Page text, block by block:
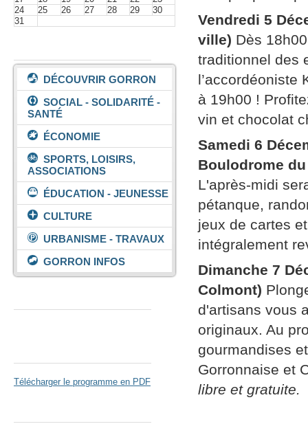
24
25 26 27 28 29
30
31
DÉCOUVRIR GORRON
SOCIAL - SOLIDARITÉ -
SANTÉ
ÉCONOMIE
SPORTS, LOISIRS,
ASSOCIATIONS
ÉDUCATION - JEUNESSE
CULTURE
URBANISME - TRAVAUX
GORRON INFOS
Télécharger le programme en PDF
Vendredi 5
ville) Dès
traditionnel des
l’accordéoniste
à 19h00 !
vin et chocolat
Samedi 6
Boulodrome du
L'après-midi
pétanque,
jeux de cartes
intégralement
Dimanche 7
Colmont)
d'artisans vous
originaux. Au
gourmandises
Gorronnaise et
libre et gratuite.